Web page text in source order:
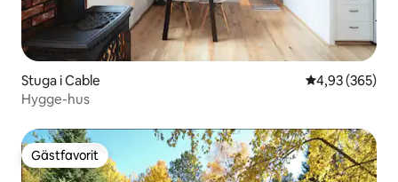
Stuga i Cable 4,93 av 5 i
4,93 (365)
Hygge-hus
Gästfavorit
Gästfavorit